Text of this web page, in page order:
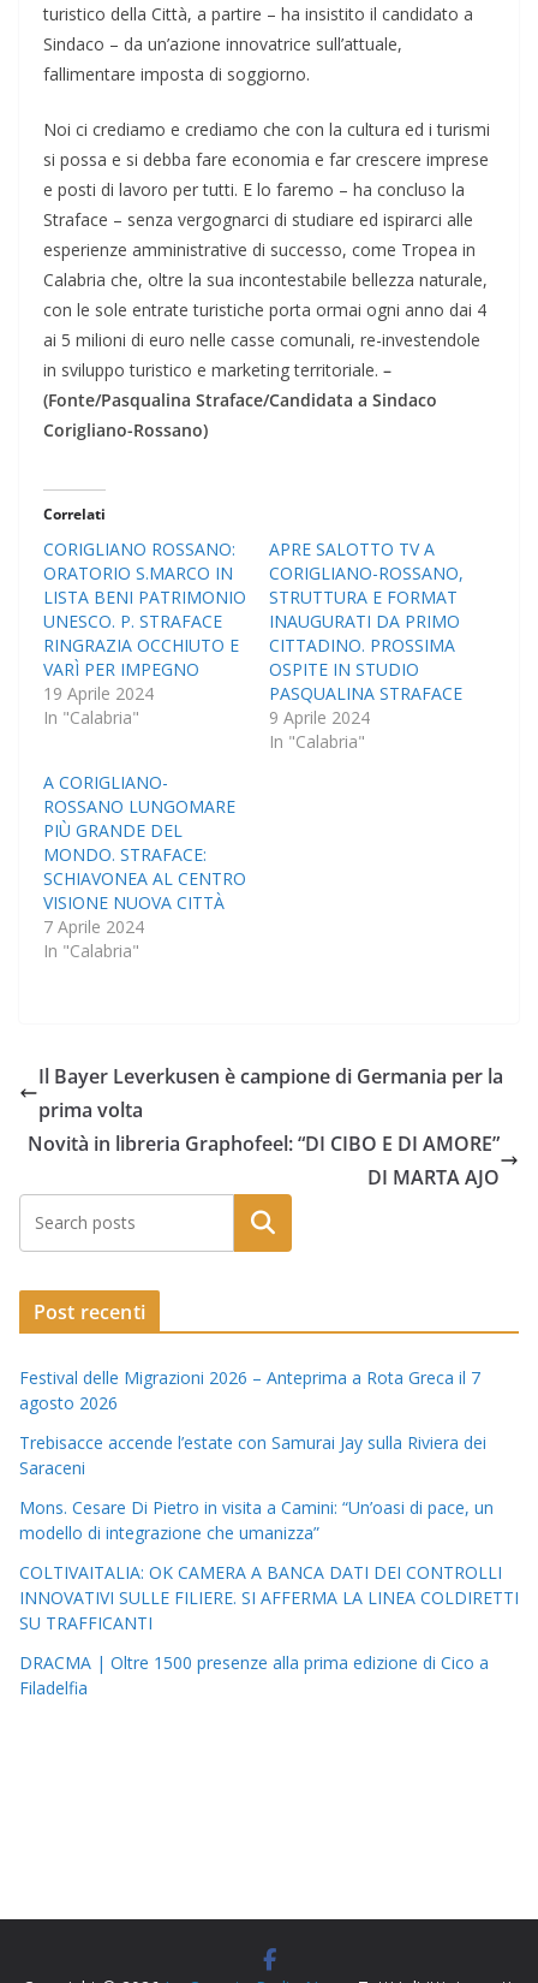
turistico della Città, a partire – ha insistito il candidato a
Sindaco – da un’azione innovatrice sull’attuale,
fallimentare imposta di soggiorno.
Noi ci crediamo e crediamo che con la cultura ed i turismi
si possa e si debba fare economia e far crescere imprese
e posti di lavoro per tutti. E lo faremo – ha concluso la
Straface – senza vergognarci di studiare ed ispirarci alle
esperienze amministrative di successo, come Tropea in
Calabria che, oltre la sua incontestabile bellezza naturale,
con le sole entrate turistiche porta ormai ogni anno dai 4
ai 5 milioni di euro nelle casse comunali, re-investendole
in sviluppo turistico e marketing territoriale. –
(Fonte/Pasqualina Straface/Candidata a Sindaco
Corigliano-Rossano)
Correlati
CORIGLIANO ROSSANO:
ORATORIO S.MARCO IN
LISTA BENI PATRIMONIO
UNESCO. P. STRAFACE
RINGRAZIA OCCHIUTO E
VARÌ PER IMPEGNO
19 Aprile 2024
In "Calabria"
APRE SALOTTO TV A
CORIGLIANO-ROSSANO,
STRUTTURA E FORMAT
INAUGURATI DA PRIMO
CITTADINO. PROSSIMA
OSPITE IN STUDIO
PASQUALINA STRAFACE
9 Aprile 2024
In "Calabria"
A CORIGLIANO-
ROSSANO LUNGOMARE
PIÙ GRANDE DEL
MONDO. STRAFACE:
SCHIAVONEA AL CENTRO
VISIONE NUOVA CITTÀ
7 Aprile 2024
In "Calabria"
Il Bayer Leverkusen è campione di Germania per la
prima volta
Novità in libreria Graphofeel: “DI CIBO E DI AMORE”
DI MARTA AJO
Post recenti
Festival delle Migrazioni 2026 – Anteprima a Rota Greca il 7
agosto 2026
Trebisacce accende l’estate con Samurai Jay sulla Riviera dei
Saraceni
Mons. Cesare Di Pietro in visita a Camini: “Un’oasi di pace, un
modello di integrazione che umanizza”
COLTIVAITALIA: OK CAMERA A BANCA DATI DEI CONTROLLI
INNOVATIVI SULLE FILIERE. SI AFFERMA LA LINEA COLDIRETTI
SU TRAFFICANTI
DRACMA | Oltre 1500 presenze alla prima edizione di Cico a
Filadelfia